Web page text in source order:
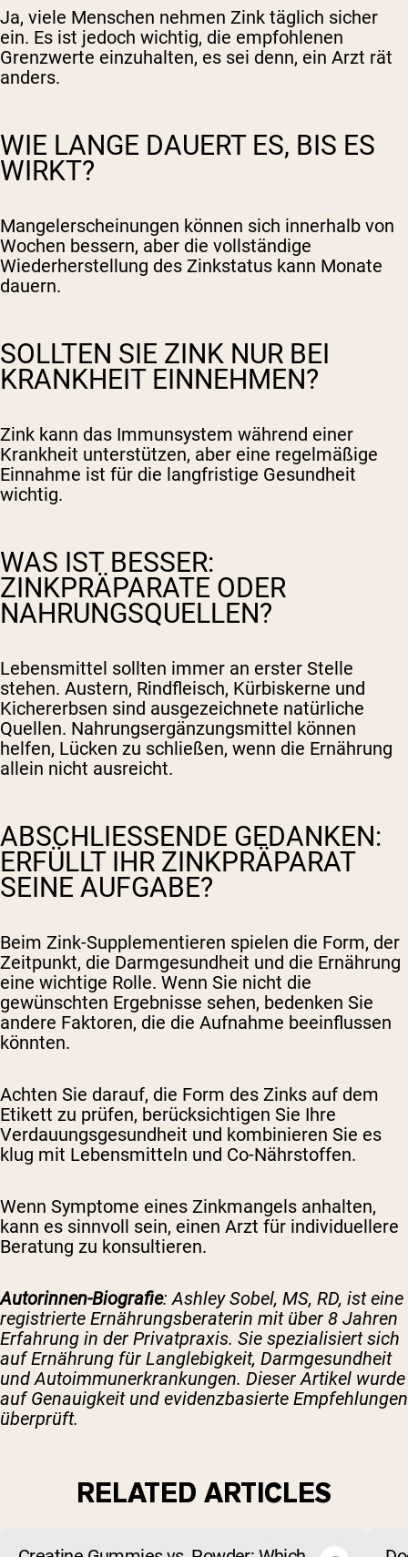
Ja, viele Menschen nehmen Zink täglich sicher
ein. Es ist jedoch wichtig, die empfohlenen
Grenzwerte einzuhalten, es sei denn, ein Arzt rät
anders.
WIE LANGE DAUERT ES, BIS ES
WIRKT?
Mangelerscheinungen können sich innerhalb von
Wochen bessern, aber die vollständige
Wiederherstellung des Zinkstatus kann Monate
dauern.
SOLLTEN SIE ZINK NUR BEI
KRANKHEIT EINNEHMEN?
Zink kann das Immunsystem während einer
Krankheit unterstützen, aber eine regelmäßige
Einnahme ist für die langfristige Gesundheit
wichtig.
WAS IST BESSER:
ZINKPRÄPARATE ODER
NAHRUNGSQUELLEN?
Lebensmittel sollten immer an erster Stelle
stehen. Austern, Rindfleisch, Kürbiskerne und
Kichererbsen sind ausgezeichnete natürliche
Quellen. Nahrungsergänzungsmittel können
helfen, Lücken zu schließen, wenn die Ernährung
allein nicht ausreicht.
ABSCHLIESSENDE GEDANKEN: E
RFÜLLT IHR ZINKPRÄPARAT S
EINE AUFGABE?
Beim Zink-Supplementieren spielen die Form, der
Zeitpunkt, die Darmgesundheit und die Ernährung
eine wichtige Rolle. Wenn Sie nicht die
gewünschten Ergebnisse sehen, bedenken Sie
andere Faktoren, die die Aufnahme beeinflussen
könnten.
Achten Sie darauf, die Form des Zinks auf dem
Etikett zu prüfen, berücksichtigen Sie Ihre
Verdauungsgesundheit und kombinieren Sie es
klug mit Lebensmitteln und Co-Nährstoffen.
Wenn Symptome eines Zinkmangels anhalten,
kann es sinnvoll sein, einen Arzt für individuellere
Beratung zu konsultieren.
Autorinnen-Biografie: Ashley Sobel, MS, RD, ist eine
registrierte Ernährungsberaterin mit über 8 Jahren
Erfahrung in der Privatpraxis. Sie spezialisiert sich
auf Ernährung für Langlebigkeit, Darmgesundheit
und Autoimmunerkrankungen. Dieser Artikel wurde
auf Genauigkeit und evidenzbasierte Empfehlungen
überprüft.
RELATED ARTICLES